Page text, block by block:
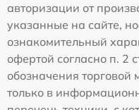
авторизации от
указанные на сайте,
ознакомительный
офертой согласно п. 2
обозначения
только в